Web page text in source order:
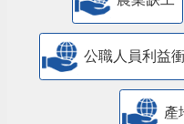
公職人員利益
產